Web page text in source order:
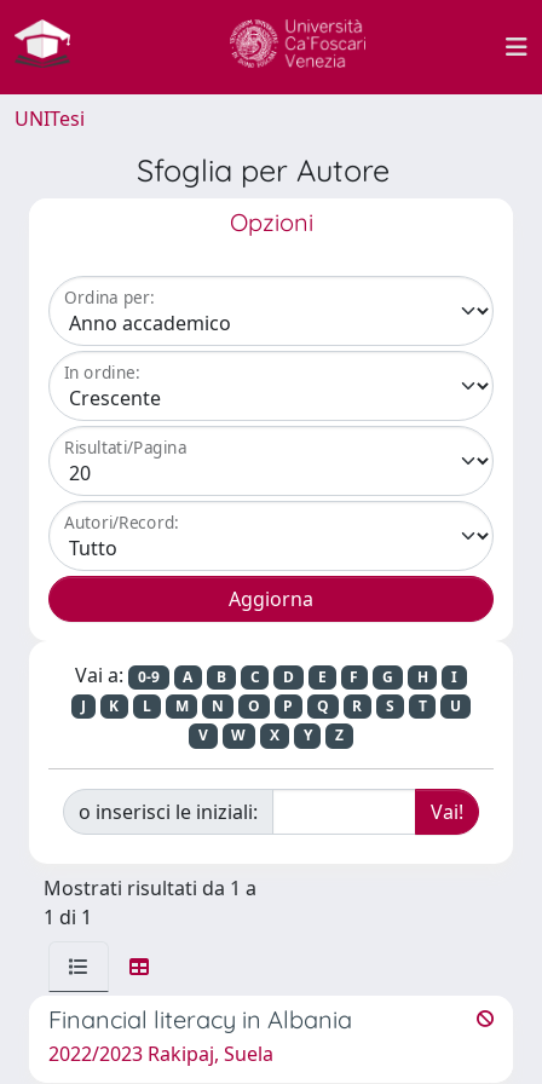
UNITesi
Sfoglia per Autore
Opzioni
Ordina per:
In ordine:
Risultati/Pagina
Autori/Record:
Vai a: 0-9 A B C D E F G H
I
J
K L M N O P Q R S T
U
V
W X Y Z
o inserisci le iniziali:
Mostrati risultati da 1 a
1 di 1
Financial literacy in Albania
2022/2023 Rakipaj, Suela